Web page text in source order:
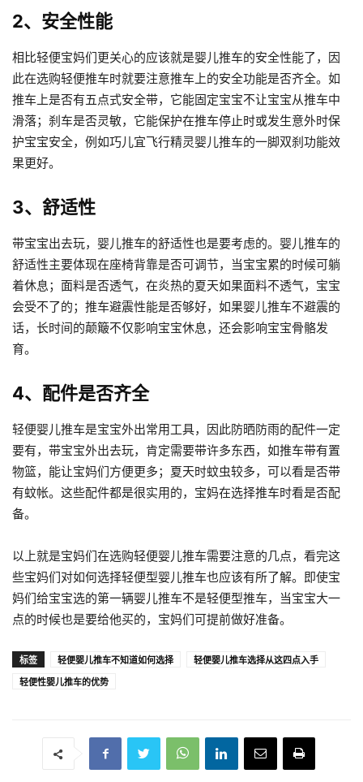
2、安全性能
相比轻便宝妈们更关心的应该就是婴儿推车的安全性能了，因
此在选购轻便推车时就要注意推车上的安全功能是否齐全。如
推车上是否有五点式安全带，它能固定宝宝不让宝宝从推车中
滑落；刹车是否灵敏，它能保护在推车停止时或发生意外时保
护宝宝安全，例如巧儿宜飞行精灵婴儿推车的一脚双刹功能效
果更好。
3、舒适性
带宝宝出去玩，婴儿推车的舒适性也是要考虑的。婴儿推车的
舒适性主要体现在座椅背靠是否可调节，当宝宝累的时候可躺
着休息；面料是否透气，在炎热的夏天如果面料不透气，宝宝
会受不了的；推车避震性能是否够好，如果婴儿推车不避震的
话，长时间的颠簸不仅影响宝宝休息，还会影响宝宝骨骼发
育。
4、配件是否齐全
轻便婴儿推车是宝宝外出常用工具，因此防晒防雨的配件一定
要有，带宝宝外出去玩，肯定需要带许多东西，如推车带有置
物篮，能让宝妈们方便更多；夏天时蚊虫较多，可以看是否带
有蚊帐。这些配件都是很实用的，宝妈在选择推车时看是否配
备。
以上就是宝妈们在选购轻便婴儿推车需要注意的几点，看完这
些宝妈们对如何选择轻便型婴儿推车也应该有所了解。即使宝
妈们给宝宝选的第一辆婴儿推车不是轻便型推车，当宝宝大一
点的时候也是要给他买的，宝妈们可提前做好准备。
标签 轻便婴儿推车不知道如何选择
轻便婴儿推车选择从这四点入手
轻便性婴儿推车的优势